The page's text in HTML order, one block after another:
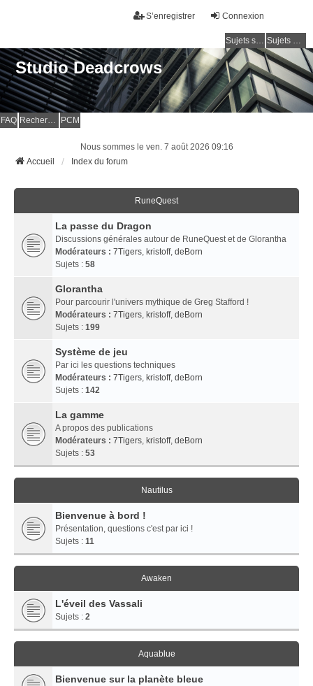
Connexion
S’enregistrer
Sujets sans réponse Sujets actifs
Studio Deadcrows
FAQ Rechercher PCM
Nous sommes le ven. 7 août 2026 09:16
Accueil
Index du forum
RuneQuest
La passe du Dragon
Discussions générales autour de RuneQuest et de Glorantha
Modérateurs : 7Tigers, kristoff, deBorn
Sujets : 58
Glorantha
Pour parcourir l'univers mythique de Greg Stafford !
Modérateurs : 7Tigers, kristoff, deBorn
Sujets : 199
Système de jeu
Par ici les questions techniques
Modérateurs : 7Tigers, kristoff, deBorn
Sujets : 142
La gamme
A propos des publications
Modérateurs : 7Tigers, kristoff, deBorn
Sujets : 53
Nautilus
Bienvenue à bord !
Présentation, questions c'est par ici !
Sujets : 11
Awaken
L'éveil des Vassali
Sujets : 2
Aquablue
Bienvenue sur la planète bleue